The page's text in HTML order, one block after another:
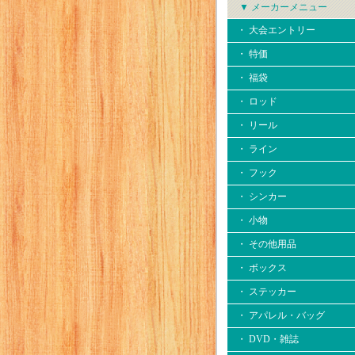
▼ メーカーメニュー
・ 大会エントリー
・ 特価
・ 福袋
・ ロッド
・ リール
・ ライン
・ フック
・ シンカー
・ 小物
・ その他用品
・ ボックス
・ ステッカー
・ アパレル・バッグ
・ DVD・雑誌